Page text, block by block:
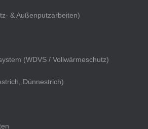
& Außenputzarbeiten)
(WDVS / Vollwärmeschutz)
Dünnestrich)